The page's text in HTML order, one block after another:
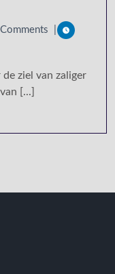
ziel van zaliger
[...]